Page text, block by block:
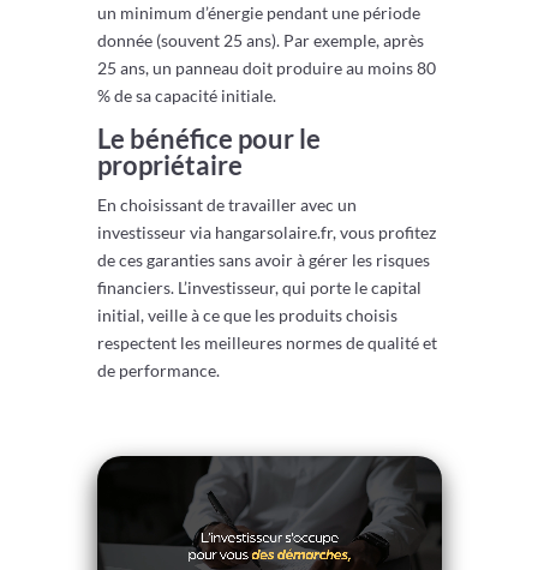
un minimum d’énergie pendant une période
donnée (souvent 25 ans). Par exemple, après
25 ans, un panneau doit produire au moins 80
% de sa capacité initiale.
Le bénéfice pour le
propriétaire
En choisissant de travailler avec un
investisseur via hangarsolaire.fr, vous profitez
de ces garanties sans avoir à gérer les risques
financiers. L’investisseur, qui porte le capital
initial, veille à ce que les produits choisis
respectent les meilleures normes de qualité et
de performance.